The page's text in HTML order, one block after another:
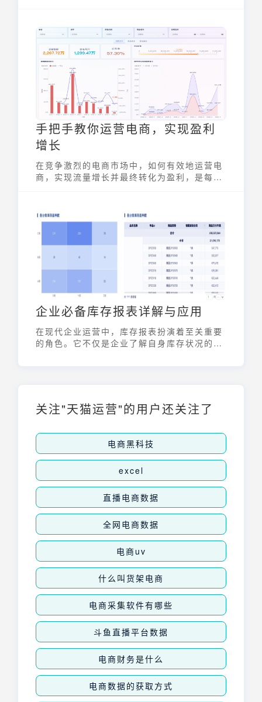
析海量数据，电商企业可以更精准地了解用户
需求、优化运营策略、提升营销效果，从而在
市场中脱颖而出。
手把手教你运营电商，实现盈利
增长
在竞争激烈的电商市场中，如何有效地运营电
商，实现流量增长并最终转化为盈利，是每个
面的运营攻略，助力企业在电商领域取得成
功。
企业必备库存报表详解与应用
在现代企业运营中，库存报表扮演着至关重要
的角色。它不仅是企业了解自身库存状况的窗
策。本文将深入探讨库存报表的类型、关键内
容以及实际应用，帮助企业更好地利用这一管
关注"天猫运营"的用户还关注了
电商黑科技
excel
直播电商数据
全网电商数据
电商uv
什么叫货架电商
电商采集软件有哪些
斗鱼直播平台数据
电商财务是什么
电商数据的获取方式